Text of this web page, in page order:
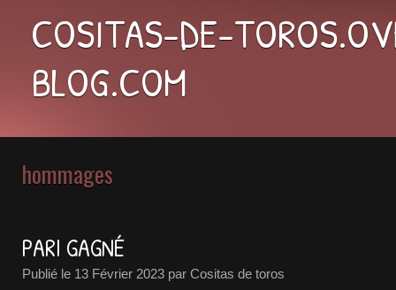
COSITAS-DE-
BLOG.COM
hommages
PARI GAGNÉ
Publié le 13 Février 2023 par Cositas de toros